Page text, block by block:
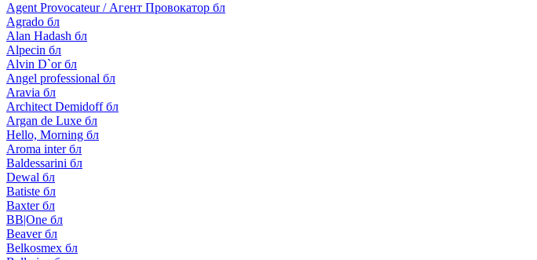
Agent Provocateur / Агент Провокатор бл
Agrado бл
Alan Hadash бл
Alpecin бл
Alvin D`or бл
Angel professional бл
Aravia бл
Architect Demidoff бл
Argan de Luxe бл
Hello, Morning бл
Aroma inter бл
Baldessarini бл
Dewal бл
Batiste бл
Baxter бл
BB|One бл
Beaver бл
Belkosmex бл